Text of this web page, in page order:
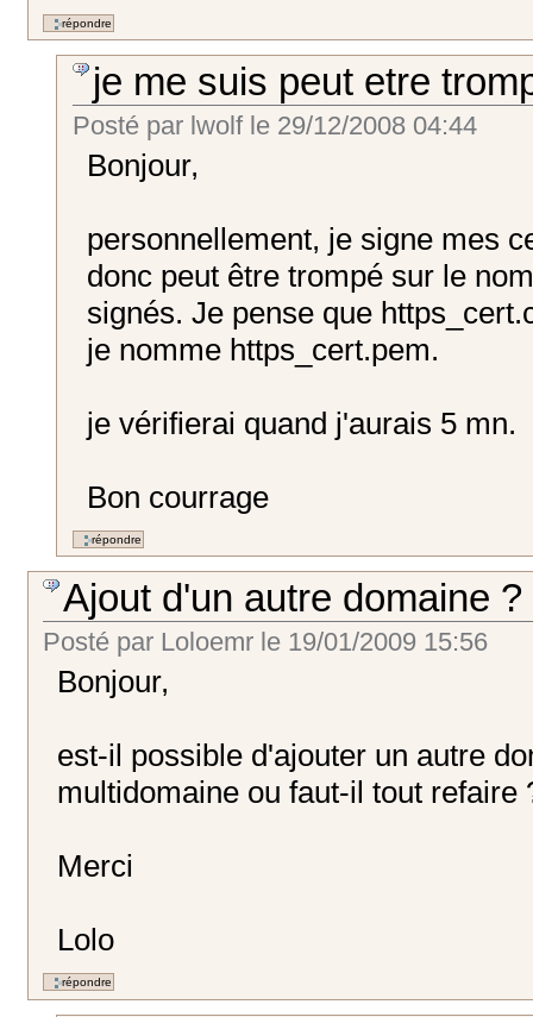
je me suis peut etre
Posté par lwolf le29/12/2008 04:44
Bonjour,
personnellement, je signe mes
donc peut être trompé sur le
signés. Je pense que
je nomme https_cert.pem.
je vérifierai quand j'aurais 5 mn.
Bon courrage
Ajout d'un autre domaine ?
Posté par Loloemr le 19/01/2009 15:56
Bonjour,
est-il possible d'ajouter un autre
multidomaine ou faut-il tout refaire
Merci
Lolo